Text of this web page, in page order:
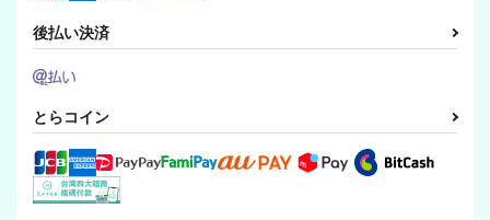
後払い決済
とらコイン